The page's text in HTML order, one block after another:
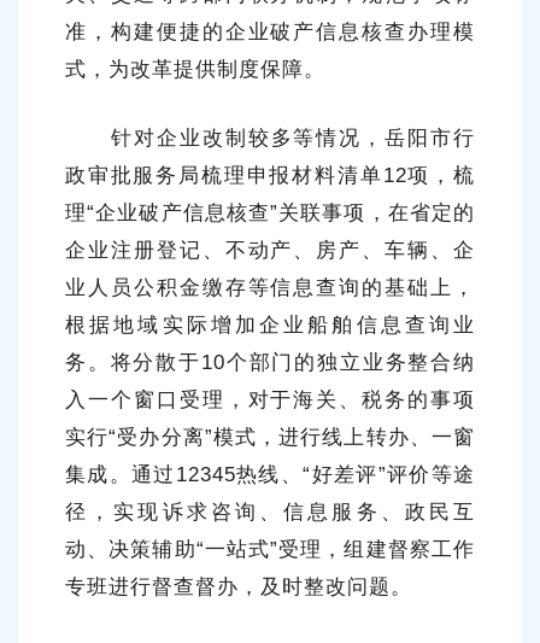
准，构建便捷的企业破产信息核查办理模
式，为改革提供制度保障。
针对企业改制较多等情况，岳阳市行
政审批服务局梳理申报材料清单12项，梳
理“企业破产信息核查”关联事项，在省定的
企业注册登记、不动产、房产、车辆、企
业人员公积金缴存等信息查询的基础上，
根据地域实际增加企业船舶信息查询业
务。将分散于10个部门的独立业务整合纳
入一个窗口受理，对于海关、税务的事项
实行“受办分离”模式，进行线上转办、一窗
集成。通过12345热线、“好差评”评价等途
径，实现诉求咨询、信息服务、政民互
动、决策辅助“一站式”受理，组建督察工作
专班进行督查督办，及时整改问题。